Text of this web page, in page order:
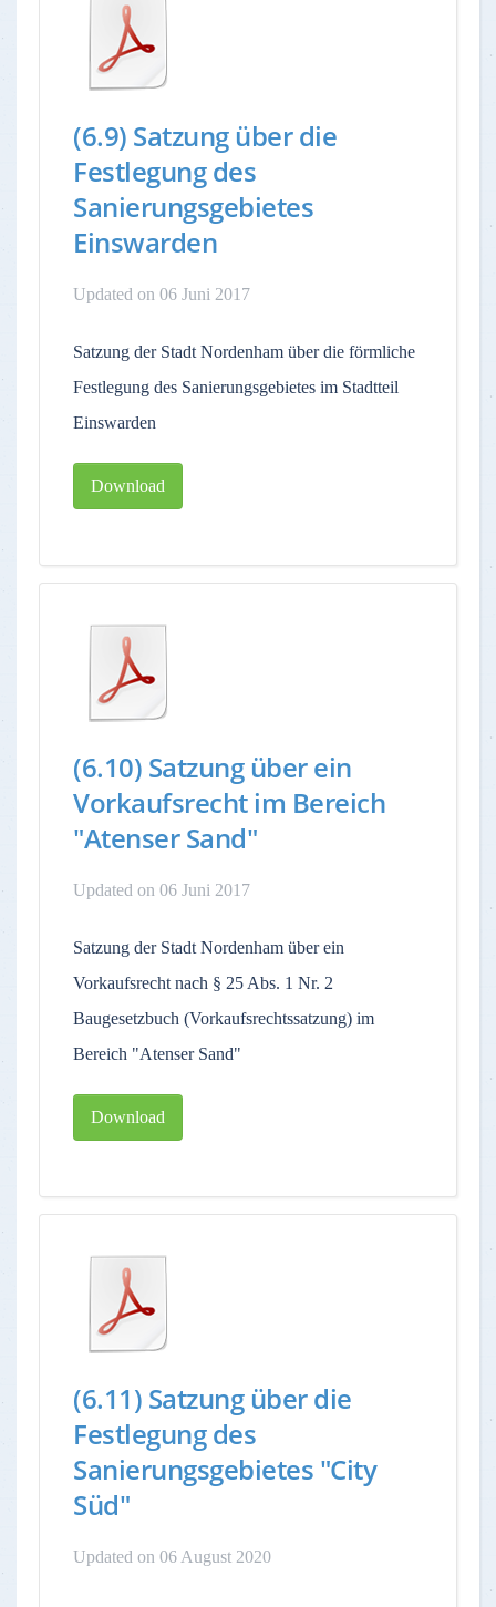
(6.9) Satzung über die
Festlegung des
Sanierungsgebietes
Einswarden
Updated on 06 Juni 2017
Satzung der Stadt Nordenham über die förmliche
Festlegung des Sanierungsgebietes im Stadtteil
Einswarden
Download
(6.10) Satzung über ein
Vorkaufsrecht im Bereich
"Atenser Sand"
Updated on 06 Juni 2017
Satzung der Stadt Nordenham über ein
Vorkaufsrecht nach § 25 Abs. 1 Nr. 2
Baugesetzbuch (Vorkaufsrechtssatzung) im
Bereich "Atenser Sand"
Download
(6.11) Satzung über die
Festlegung des
Sanierungsgebietes "City
Süd"
Updated on 06 August 2020